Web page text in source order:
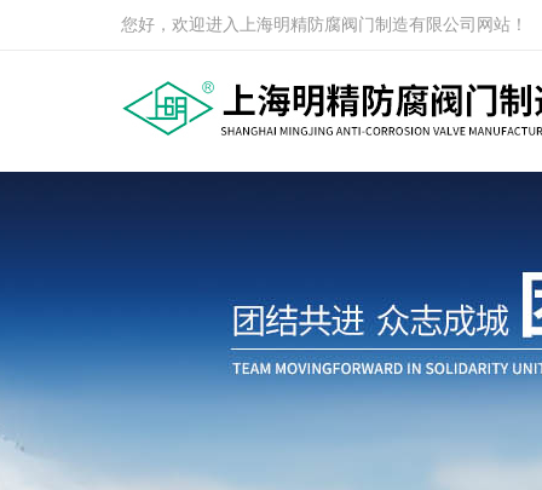
您好，欢迎进入上海明精防腐阀门制造有限公司网站！